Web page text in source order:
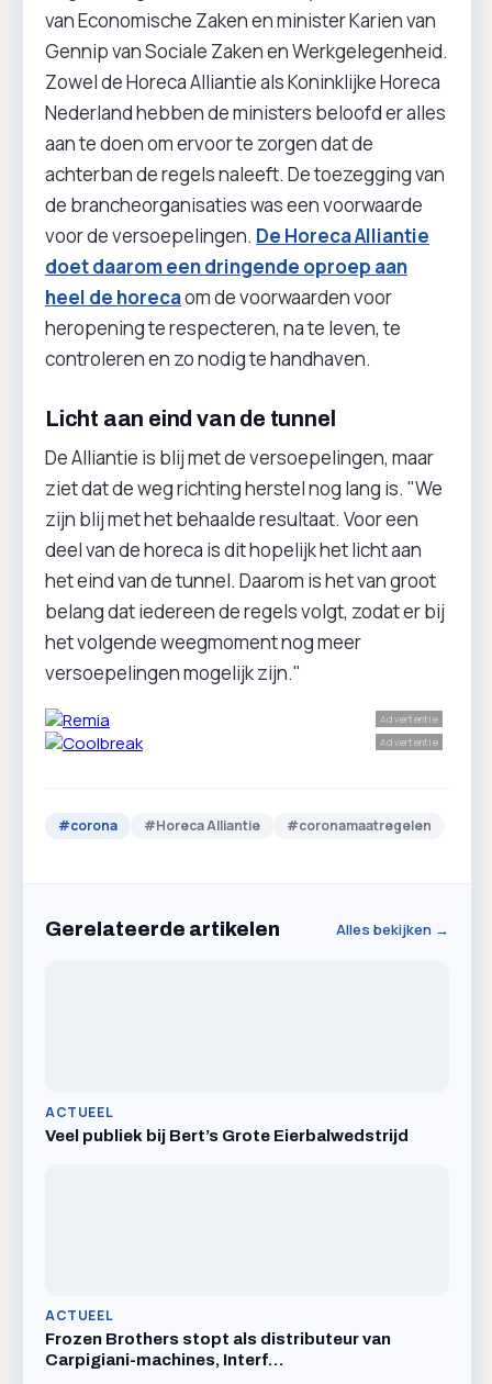
van Economische Zaken en minister Karien van
Gennip van Sociale Zaken en Werkgelegenheid.
Zowel de Horeca Alliantie als Koninklijke Horeca
Nederland hebben de ministers beloofd er alles
aan te doen om ervoor te zorgen dat de
achterban de regels naleeft. De toezegging van
de brancheorganisaties was een voorwaarde
voor de versoepelingen. De Horeca Alliantie
doet daarom een dringende oproep aan
heel de horecaom de voorwaarden voor
heropening te respecteren, na te leven, te
controleren en zo nodig te handhaven.
Licht aan eind van de tunnel
De Alliantie is blij met de versoepelingen, maar
ziet dat de weg richting herstel nog lang is. "We
zijn blij met het behaalde resultaat. Voor een
deel van de horeca is dit hopelijk het licht aan
het eind van de tunnel. Daarom is het van groot
belang dat iedereen de regels volgt, zodat er bij
het volgende weegmoment nog meer
versoepelingen mogelijk zijn."
Advertentie
Advertentie
#corona #Horeca Alliantie #coronamaatregelen
Gerelateerde artikelen Alles bekijken →
ACTUEEL
Veel publiek bij Bert’s Grote Eierbalwedstrijd
ACTUEEL
Frozen Brothers stopt als distributeur van
Carpigiani-machines, Interf…